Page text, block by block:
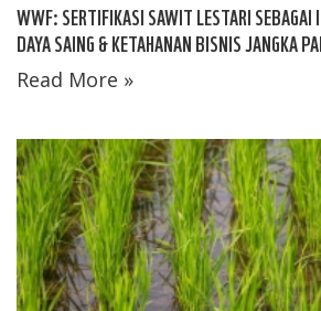
WWF: SERTIFIKASI SAWIT LESTARI SEBAGAI
DAYA SAING & KETAHANAN BISNIS JANGKA
Read More »